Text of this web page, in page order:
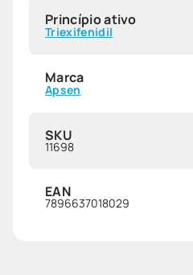
Princípio ativo
Triexifenidil
Marca
Apsen
SKU
11698
EAN
7896637018029